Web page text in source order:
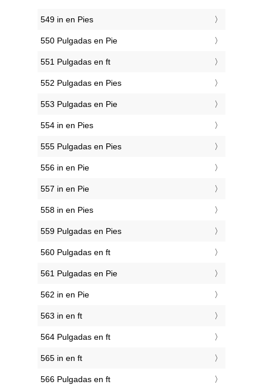
549 in en Pies
550 Pulgadas en Pie
551 Pulgadas en ft
552 Pulgadas en Pies
553 Pulgadas en Pie
554 in en Pies
555 Pulgadas en Pies
556 in en Pie
557 in en Pie
558 in en Pies
559 Pulgadas en Pies
560 Pulgadas en ft
561 Pulgadas en Pie
562 in en Pie
563 in en ft
564 Pulgadas en ft
565 in en ft
566 Pulgadas en ft